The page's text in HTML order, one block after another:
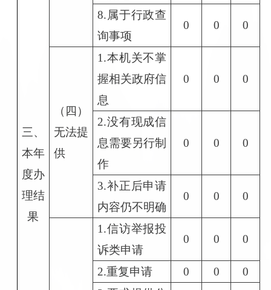
三、
本年
度办
理结
果
8.属于行政查
询事项
0 0 0
（四）
无法提
供
1.本机关不掌
握相关政府信
息
0 0 0
2.没有现成信
息需要另行制
作
0 0 0
3.补正后申请
内容仍不明确
0 0 0
1.信访举报投
诉类申请
0 0 0
2.重复申请 0 0
0